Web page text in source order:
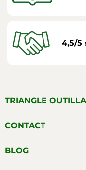
4,5/5
TRIANGLE
CONTACT
BLOG